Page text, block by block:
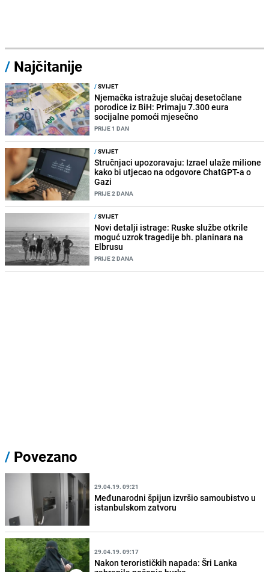
/ Najčitanije
/SVIJET
Njemačka istražuje slučaj desetočlane
porodice iz BiH: Primaju 7.300 eura
socijalne pomoći mjesečno
PRIJE 1 DAN
/SVIJET
Stručnjaci upozoravaju: Izrael ulaže milione
kako bi utjecao na odgovore ChatGPT-a o
Gazi
PRIJE 2 DANA
/SVIJET
Novi detalji istrage: Ruske službe otkrile
moguć uzrok tragedije bh. planinara na
Elbrusu
PRIJE 2 DANA
/ Povezano
29.04.19. 09:21
Međunarodni špijun izvršio samoubistvo u
istanbulskom zatvoru
29.04.19. 09:17
Nakon terorističkih napada: Šri Lanka